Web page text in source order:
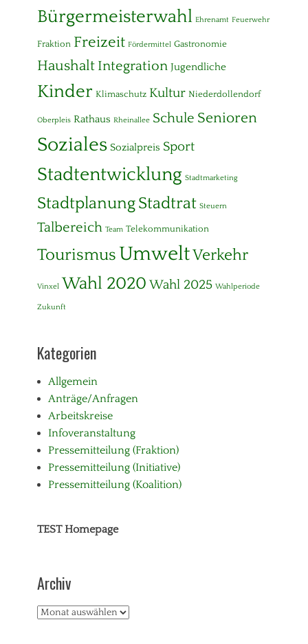
Bürgermeisterwahl Ehrenamt Feuerwehr
Fraktion Freizeit Fördermittel Gastronomie
Haushalt Integration Jugendliche
Kinder Klimaschutz Kultur Niederdollendorf
Oberpleis Rathaus Rheinallee Schule Senioren
Soziales Sozialpreis Sport
Stadtentwicklung Stadtmarketing
StadtplanungStadtrat Steuern
Talbereich Team Telekommunikation
TourismusUmweltVerkehr
Vinxel Wahl 2020 Wahl 2025 Wahlperiode
Zukunft
Kategorien
Allgemein
Anträge/Anfragen
Arbeitskreise
Infoveranstaltung
Pressemitteilung (Fraktion)
Pressemitteilung (Initiative)
Pressemitteilung (Koalition)
TEST Homepage
Archiv
Archiv